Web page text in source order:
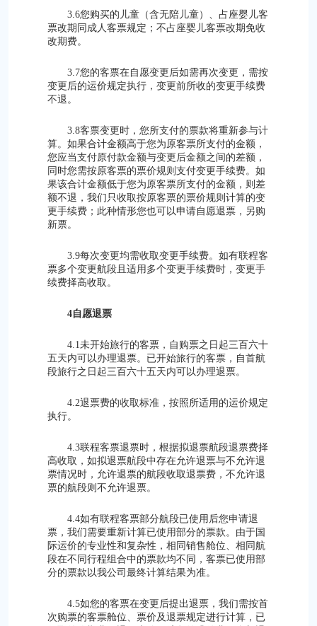
3.6您购买的儿童（含无陪儿童）、占座婴儿客
票改期同成人客票规定；不占座婴儿客票改期免收
改期费。
3.7您的客票在自愿变更后如需再次变更，需按
变更后的运价规定执行，变更前所收的变更手续费
不退。
3.8客票变更时，您所支付的票款将重新参与计
算。如果合计金额高于您为原客票所支付的金额，
您应当支付原付款金额与变更后金额之间的差额，
同时您需按原客票的票价规则支付变更手续费。如
果该合计金额低于您为原客票所支付的金额，则差
额不退，我们只收取按原客票的票价规则计算的变
更手续费；此种情形您也可以申请自愿退票，另购
新票。
3.9每次变更均需收取变更手续费。如有联程客
票多个变更航段且适用多个变更手续费时，变更手
续费择高收取。
4自愿退票
4.1未开始旅行的客票，自购票之日起三百六十
五天内可以办理退票。已开始旅行的客票，自首航
段旅行之日起三百六十五天内可以办理退票。
4.2退票费的收取标准，按照所适用的运价规定
执行。
4.3联程客票退票时，根据拟退票航段退票费择
高收取，如拟退票航段中存在允许退票与不允许退
票情况时，允许退票的航段收取退票费，不允许退
票的航段则不允许退票。
4.4如有联程客票部分航段已使用后您申请退
票，我们需要重新计算已使用部分的票款。由于国
际运价的专业性和复杂性，相同销售舱位、相同航
段在不同行程组合中的票款均不同，客票已使用部
分的票款以我公司最终计算结果为准。
4.5如您的客票在变更后提出退票，我们需按首
次购票的客票舱位、票价及退票规定进行计算，已